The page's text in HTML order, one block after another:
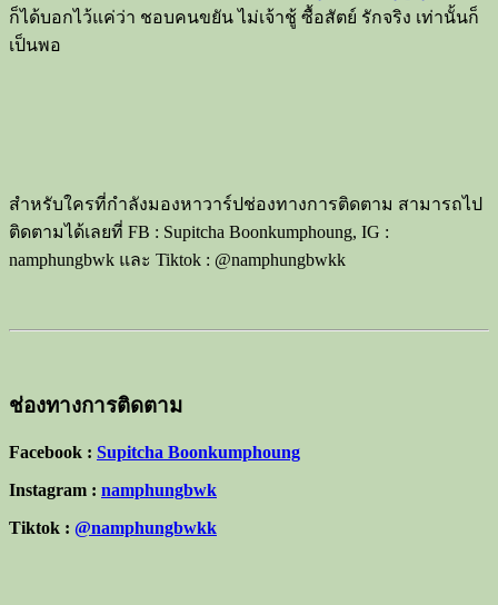
ก็ได้บอกไว้แค่ว่า ชอบคนขยัน ไม่เจ้าชู้ ซื้อสัตย์ รักจริง เท่านั้นก็
เป็นพอ
สำหรับใครที่กำลังมองหาวาร์ปช่องทางการติดตาม สามารถไป
ติดตามได้เลยที่ FB : Supitcha Boonkumphoung, IG :
namphungbwk และ Tiktok : @namphungbwkk
ช่องทางการติดตาม
Facebook : Supitcha Boonkumphoung
Instagram : namphungbwk
Tiktok : @namphungbwkk